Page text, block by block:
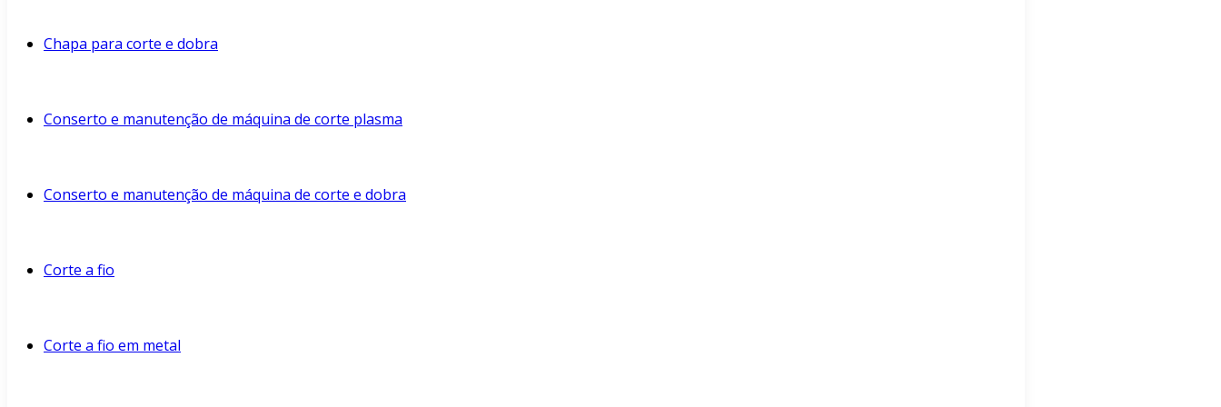
Chapa para corte e dobra
Conserto e manutenção de máquina de corte plasma
Conserto e manutenção de máquina de corte e dobra
Corte a fio
Corte a fio em metal